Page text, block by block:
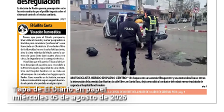
Tapa de El Diario en papel
miércoles 05 de agosto de 2026